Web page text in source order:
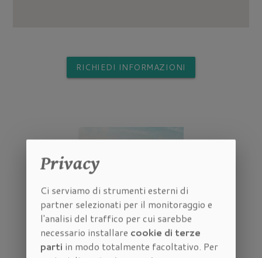
RICHIEDI INFORMAZIONI
Privacy
Ci serviamo di strumenti esterni di
partner selezionati per il monitoraggio e
l'analisi del traffico per cui sarebbe
necessario installare cookie di terze
parti in modo totalmente facoltativo. Per